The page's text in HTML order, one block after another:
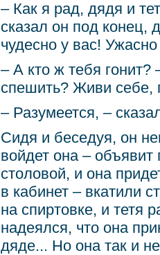
– Как я рад, дядя и
сказал он под конец,
чудесно у вас!
– А кто ж тебя гонит?
спешить? Живи себе,
– Разумеется, –
Сидя и беседуя, он
войдет она – объявит
столовой, и она
в кабинет – вкатили
на спиртовке, и тетя
надеялся, что она
дяде... Но она так и